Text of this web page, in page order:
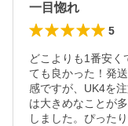
一目惚れ
5
どこよりも1番安く
ても良かった！発
感ですが、UK4を
は大きめなことが
しました。ぴった